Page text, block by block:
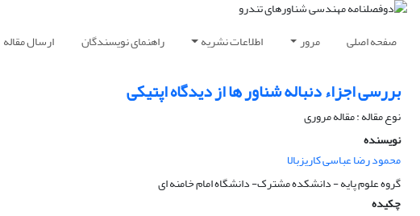
صفحه اصلی مرور اطلاعات نشریه راهنمای نویسندگان ارسال مقاله
بررسی اجزاء دنباله شناور ها از دیدگاه اپتیکی
نوع مقاله : مقاله مروری
نویسنده
محمود رضا عباسی کاریزبالا
گروه علوم پایه - دانشکده مشترک- دانشگاه امام خامنه ای
چکیده